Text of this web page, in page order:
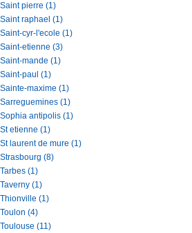
Saint pierre (1)
Saint raphael (1)
Saint-cyr-l'ecole (1)
Saint-etienne (3)
Saint-mande (1)
Saint-paul (1)
Sainte-maxime (1)
Sarreguemines (1)
Sophia antipolis (1)
St etienne (1)
St laurent de mure (1)
Strasbourg (8)
Tarbes (1)
Taverny (1)
Thionville (1)
Toulon (4)
Toulouse (11)